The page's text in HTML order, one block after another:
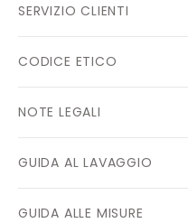
SERVIZIO CLIENTI
CODICE ETICO
NOTE LEGALI
GUIDA AL LAVAGGIO
GUIDA ALLE MISURE